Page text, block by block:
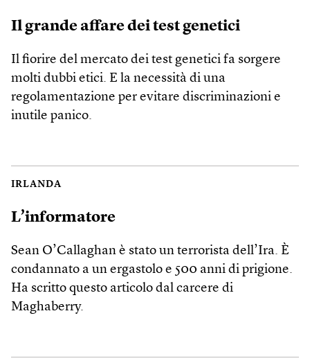
Il grande affare dei test genetici
Il fiorire del mercato dei test genetici fa sorgere
molti dubbi etici. E la necessità di una
regolamentazione per evitare discriminazioni e
inutile panico.
IRLANDA
L’informatore
Sean O’Callaghan è stato un terrorista dell’Ira. È
condannato a un ergastolo e 500 anni di prigione.
Ha scritto questo articolo dal carcere di
Maghaberry.